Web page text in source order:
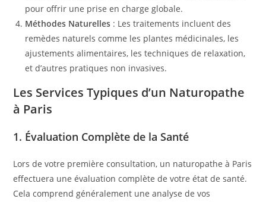
pour offrir une prise en charge globale.
Méthodes Naturelles : Les traitements incluent des
remèdes naturels comme les plantes médicinales, les
ajustements alimentaires, les techniques de relaxation,
et d’autres pratiques non invasives.
Les Services Typiques d’un Naturopathe
à Paris
1. Évaluation Complète de la Santé
Lors de votre première consultation, un naturopathe à Paris
effectuera une évaluation complète de votre état de santé.
Cela comprend généralement une analyse de vos